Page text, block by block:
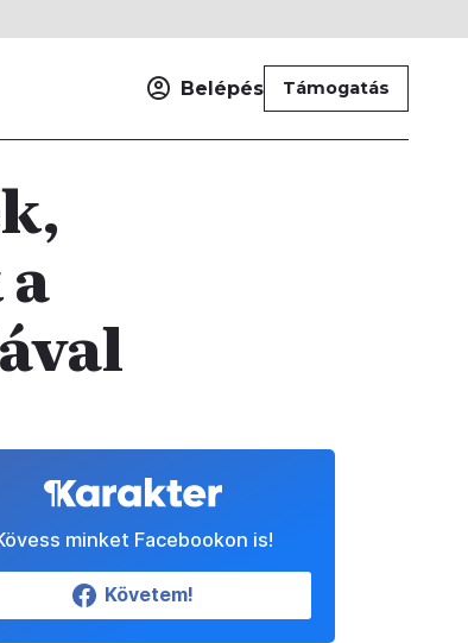
Belépés Támogatás
minket Facebookon is!
Követem!